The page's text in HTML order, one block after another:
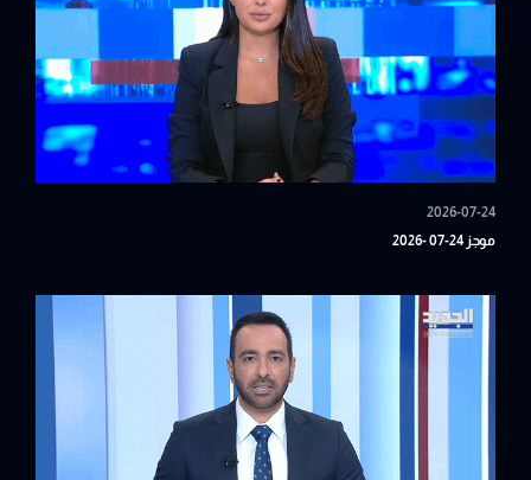
2026-07-24
موجز 24-07 -2026